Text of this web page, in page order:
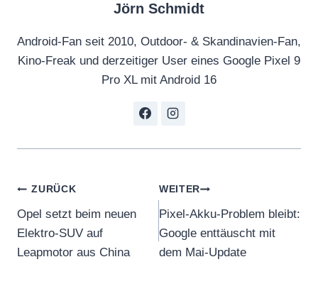
Jörn Schmidt
Android-Fan seit 2010, Outdoor- & Skandinavien-Fan,
Kino-Freak und derzeitiger User eines Google Pixel 9
Pro XL mit Android 16
Beitragsnavigation
ZURÜCK
Opel setzt beim neuen
Elektro-SUV auf
Leapmotor aus China
WEITER
Pixel-Akku-Problem bleibt:
Google enttäuscht mit
dem Mai-Update